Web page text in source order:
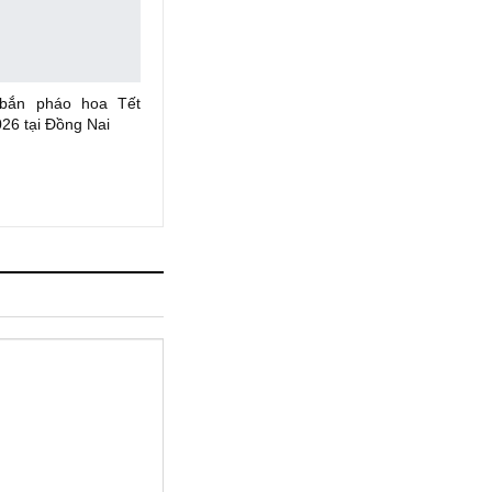
pháo hoa Tết
tại Đồng Nai